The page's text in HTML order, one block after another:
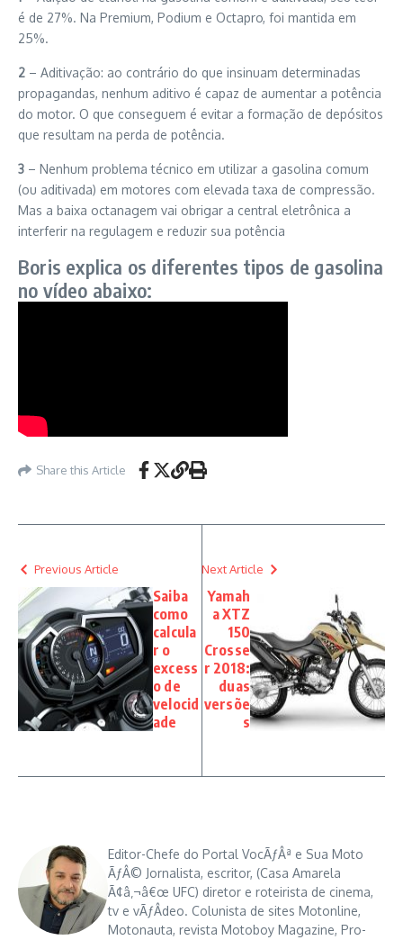
é de 27%. Na Premium, Podium e Octapro, foi mantida em
25%.
2 – Aditivação: ao contrário do que insinuam determinadas
propagandas, nenhum aditivo é capaz de aumentar a potência
do motor. O que conseguem é evitar a formação de depósitos
que resultam na perda de potência.
3 – Nenhum problema técnico em utilizar a gasolina comum
(ou aditivada) em motores com elevada taxa de compressão.
Mas a baixa octanagem vai obrigar a central eletrônica a
interferir na regulagem e reduzir sua potência
Boris explica os diferentes tipos de gasolina
no vídeo abaixo:
Share this Article
Previous Article
Saiba
como
calcula
r o
excess
o de
velocid
ade
Next Article
Yamah
a XTZ
150
Crosse
r 2018:
duas
versõe
s
Editor-Chefe do Portal VocÃƒÂª e Sua Moto
ÃƒÂ© Jornalista, escritor, (Casa Amarela
Ã¢â‚¬â€œ UFC) diretor e roteirista de cinema,
tv e vÃƒÂ­deo. Colunista de sites Motonline,
Motonauta, revista Motoboy Magazine, Pro-